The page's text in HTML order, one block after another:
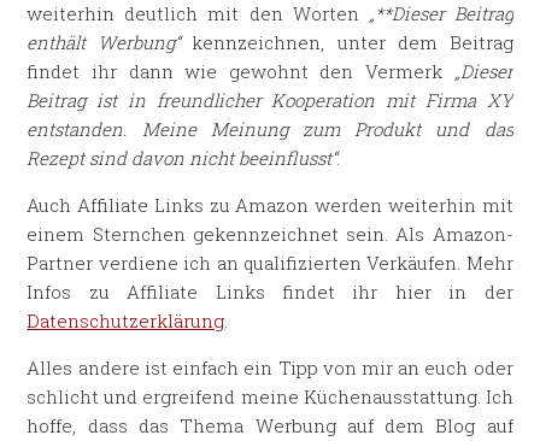
weiterhin deutlich mit den Worten „**Dieser Beitrag
enthält Werbung“kennzeichnen, unter dem Beitrag
findet ihr dann wie gewohnt den Vermerk „Dieser
Beitrag ist in freundlicher Kooperation mit Firma XY
entstanden. Meine Meinung zum Produkt und das
Rezept sind davon nicht beeinflusst“.
Auch Affiliate Links zu Amazon werden weiterhin mit
einem Sternchen gekennzeichnet sein. Als Amazon-
Partner verdiene ich an qualifizierten Verkäufen. Mehr
Infos zu Affiliate Links findet ihr hier in der
Datenschutzerklärung.
Alles andere ist einfach ein Tipp von mir an euch oder
schlicht und ergreifend meine Küchenausstattung. Ich
hoffe, dass das Thema Werbung auf dem Blog auf